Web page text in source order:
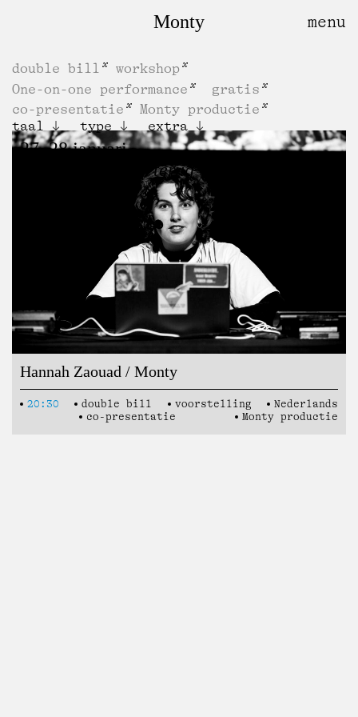
Monty
double bill
workshop
One-on-one performance
gratis
co-presentatie
Monty productie
taal
type extra
27, 28 januari
Hoe zeg je “kom terug”?
Hannah Zaouad / Monty
20:30 double bill voorstelling
Nederlands
co-presentatie
Monty productie